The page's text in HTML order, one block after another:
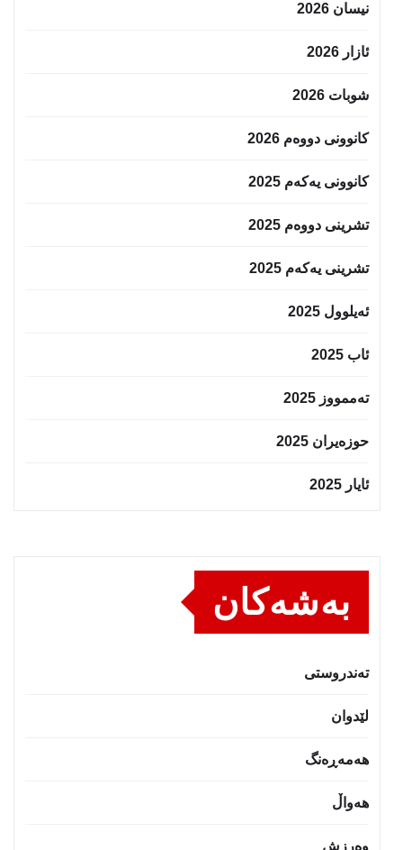
نیسان 2026
ئازار 2026
شوبات 2026
کانوونی دووەم 2026
کانوونی یەکەم 2025
تشرینی دووەم 2025
تشرینی یەکەم 2025
ئەیلوول 2025
ئاب 2025
تەممووز 2025
حوزه‌یران 2025
ئایار 2025
بەشەکان
تەندروستى
لێدوان
هەمەڕەنگ
هەواڵ
وەرزش